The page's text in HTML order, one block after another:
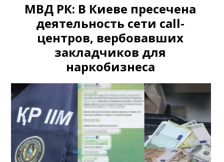
МВД РК: В Киеве пресечена
деятельность сети call-
центров, вербовавших
закладчиков для
наркобизнеса